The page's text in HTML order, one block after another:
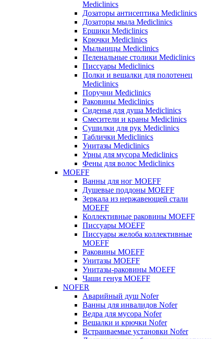
Mediclinics
Дозаторы антисептика Mediclinics
Дозаторы мыла Mediclinics
Ершики Mediclinics
Крючки Mediclinics
Мыльницы Mediclinics
Пеленальные столики Mediclinics
Писсуары Mediclinics
Полки и вешалки для полотенец
Mediclinics
Поручни Mediclinics
Раковины Mediclinics
Сиденья для душа Mediclinics
Смесители и краны Mediclinics
Сушилки для рук Mediclinics
Таблички Mediclinics
Унитазы Mediclinics
Урны для мусора Mediclinics
Фены для волос Mediclinics
MOEFF
Ванны для ног MOEFF
Душевые поддоны MOEFF
Зеркала из нержавеющей стали
MOEFF
Коллективные раковины MOEFF
Писсуары MOEFF
Писсуары желоба коллективные
MOEFF
Раковины MOEFF
Унитазы MOEFF
Унитазы-раковины MOEFF
Чаши генуя MOEFF
NOFER
Аварийный душ Nofer
Ванны для инвалидов Nofer
Ведра для мусора Nofer
Вешалки и крючки Nofer
Встраиваемые установки Nofer